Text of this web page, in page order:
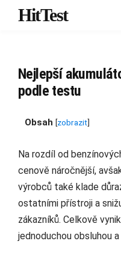
HitTest
Nejlepší
podle testu
Obsah [zobrazit]
Na rozdíl od
cenově náročnější,
výrobců také klade
ostatními přístroji a
zákazníků. Celkově
jednoduchou obsluhou